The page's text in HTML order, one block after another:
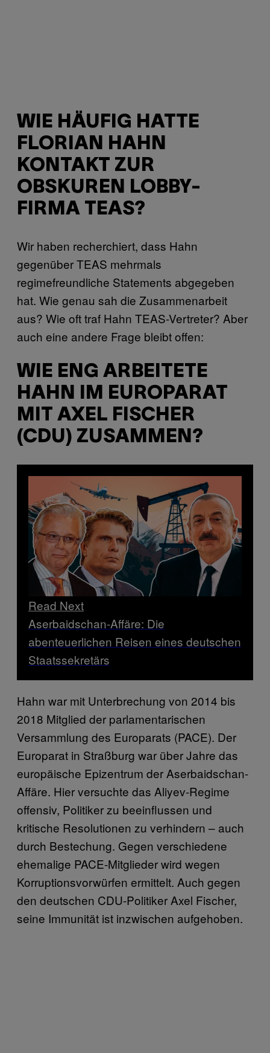
WIE HÄUFIG HATTE
FLORIAN HAHN
KONTAKT ZUR
OBSKUREN LOBBY-
FIRMA TEAS?
Wir haben recherchiert, dass Hahn
gegenüber TEAS mehrmals
regimefreundliche Statements abgegeben
hat. Wie genau sah die Zusammenarbeit
aus? Wie oft traf Hahn TEAS-Vertreter? Aber
auch eine andere Frage bleibt offen:
WIE ENG ARBEITETE
HAHN IM EUROPARAT
MIT AXEL FISCHER
(CDU) ZUSAMMEN?
Read Next
Aserbaidschan-Affäre: Die
abenteuerlichen Reisen eines deutschen
Staatssekretärs
Hahn war mit Unterbrechung von 2014 bis
2018 Mitglied der parlamentarischen
Versammlung des Europarats (PACE). Der
Europarat in Straßburg war über Jahre das
europäische Epizentrum der Aserbaidschan-
Affäre. Hier versuchte das Aliyev-Regime
offensiv, Politiker zu beeinflussen und
kritische Resolutionen zu verhindern – auch
durch Bestechung. Gegen verschiedene
ehemalige PACE-Mitglieder wird wegen
Korruptionsvorwürfen ermittelt. Auch gegen
den deutschen CDU-Politiker Axel Fischer,
seine Immunität ist inzwischen aufgehoben.